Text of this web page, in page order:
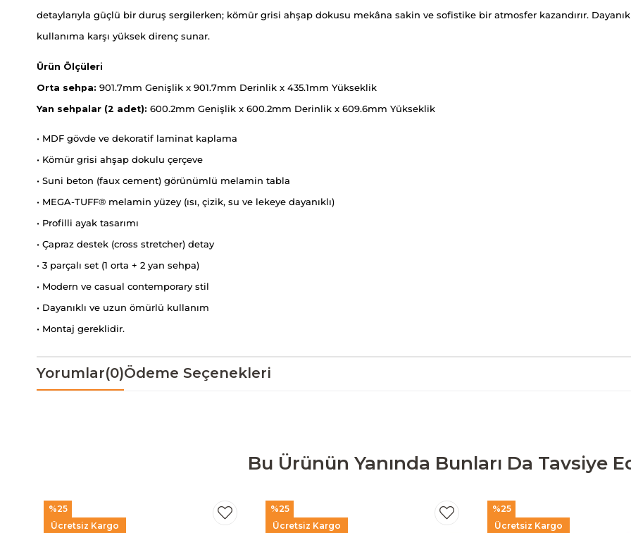
detaylarıyla güçlü bir duruş sergilerken; kömür grisi ahşap dokusu mekâna sakin ve sofistike bir atmosfer kazandırır.
kullanıma karşı yüksek direnç sunar.
Ürün Ölçüleri
Orta sehpa: 901.7mm Genişlik x 901.7mm Derinlik x 435.1mm Yükseklik
Yan sehpalar (2 adet): 600.2mm Genişlik x 600.2mm Derinlik x 609.6mm Yükseklik
• MDF gövde ve dekoratif laminat kaplama
• Kömür grisi ahşap dokulu çerçeve
• Suni beton (faux cement) görünümlü melamin tabla
• MEGA-TUFF® melamin yüzey (ısı, çizik, su ve lekeye dayanıklı)
• Profilli ayak tasarımı
• Çapraz destek (cross stretcher) detay
• 3 parçalı set (1 orta + 2 yan sehpa)
• Modern ve casual contemporary stil
• Dayanıklı ve uzun ömürlü kullanım
• Montaj gereklidir.
Yorumlar(0)Ödeme Seçenekleri
Bu Ürünün Yanında Bunları Da Tavsiye
Ücretsiz Kargo
%25
Ücretsiz Kargo
%25
Ücretsiz Kargo
%25